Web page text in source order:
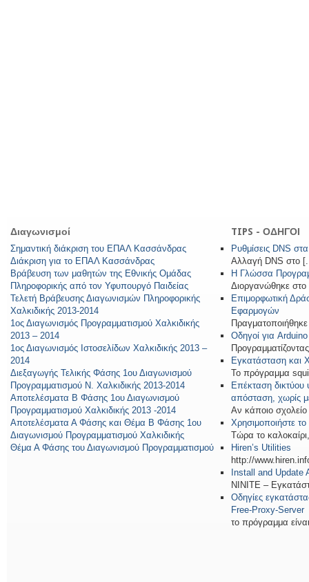
Διαγωνισμοί
Σημαντική διάκριση του ΕΠΑΛ Κασσάνδρας
Διάκριση για το ΕΠΑΛ Κασσάνδρας
Βράβευση των μαθητών της Εθνικής Ομάδας
Πληροφορικής από τον Υφυπουργό Παιδείας
Τελετή Βράβευσης Διαγωνισμών Πληροφορικής
Χαλκιδικής 2013-2014
1ος Διαγωνισμός Προγραμματισμού Χαλκιδικής
2013 – 2014
1ος Διαγωνισμός Ιστοσελίδων Χαλκιδικής 2013 –
2014
Διεξαγωγής Τελικής Φάσης 1ου Διαγωνισμού
Προγραμματισμού Ν. Χαλκιδικής 2013-2014
Αποτελέσματα Β Φάσης 1ου Διαγωνισμού
Προγραμματισμού Χαλκιδικής 2013 -2014
Αποτελέσματα Α Φάσης και Θέμα Β Φάσης 1ου
Διαγωνισμού Προγραμματισμού Χαλκιδικής
Θέμα Α Φάσης του Διαγωνισμού Προγραμματισμού
TIPS - ΟΔΗΓΟΙ
Ρυθμίσεις DNS
Αλλαγή DNS στο
Η Γλώσσα
Διοργανώθηκε στο
Επιμορφωτική
Εφαρμογών
Οδηγοί για
Εγκατάσταση και
Το πρόγραμμα
Επέκταση
απόσταση, χωρίς
Αν κάποιο
Χρησιμοποιήστε
Τώρα το
Hiren’s Utilities
http://
Install and Update
ΝΙΝΙΤΕ –
Οδηγίες
Free-Proxy-Server
το πρόγραμμα